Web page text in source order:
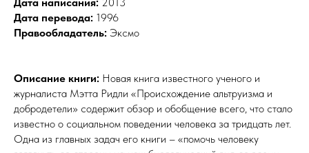
Дата перевода: 1996
Правообладатель: Эксмо
Описание книги: Новая книга известного ученого и
журналиста Мэтта Ридли «Происхождение альтруизма и
добродетели» содержит обзор и обобщение всего, что стало
известно о социальном поведении человека за тридцать лет.
Одна из главных задач его книги – «помочь человеку